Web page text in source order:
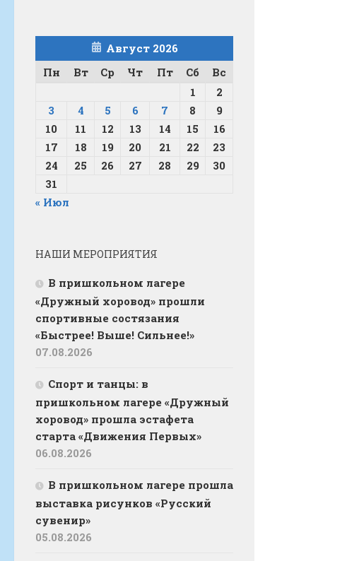
Август 2026
Пн
Вт Ср Чт Пт Сб
Вс
1
2
3
4 5 6 7 8
9
10
11 12 13 14 15
16
17
18 19 20 21 22
23
24
25 26 27 28 29
30
31
« Июл
НАШИ МЕРОПРИЯТИЯ
В пришкольном лагере
«Дружный хоровод» прошли
спортивные состязания
«Быстрее! Выше! Сильнее!»
07.08.2026
Спорт и танцы: в
пришкольном лагере «Дружный
хоровод» прошла эстафета
старта «Движения Первых»
06.08.2026
В пришкольном лагере прошла
выставка рисунков «Русский
сувенир»
05.08.2026